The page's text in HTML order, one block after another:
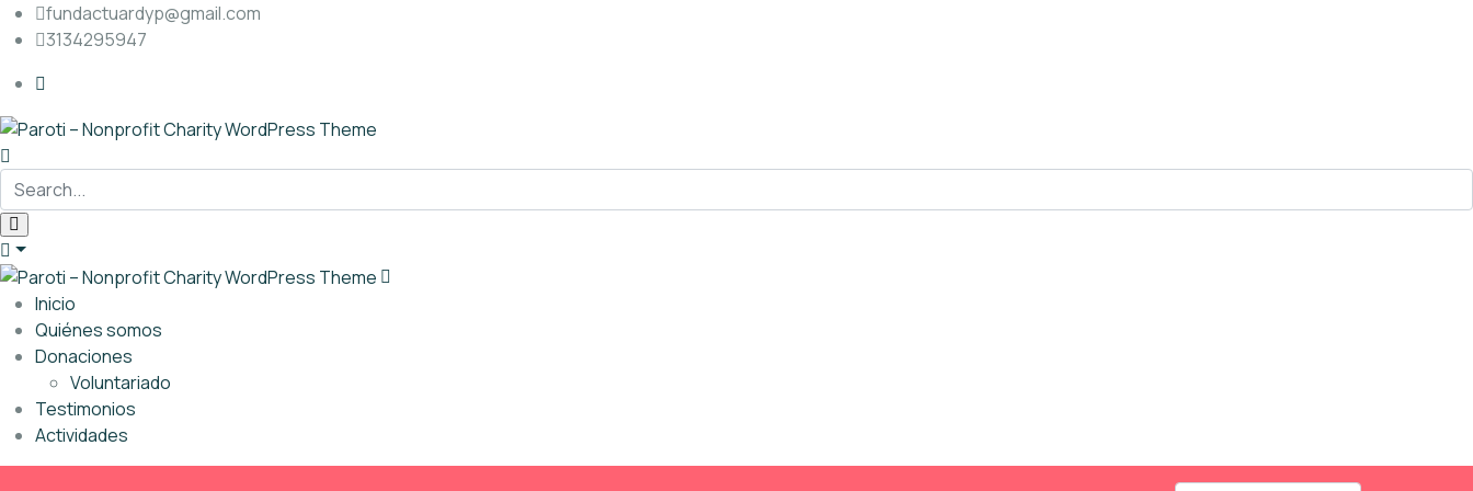
fundactuardyp@gmail.com
3134295947
Inicio
Quiénes somos
Donaciones
Voluntariado
Testimonios
Actividades